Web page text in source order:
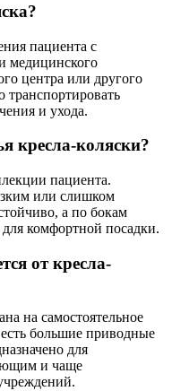
пациента с
медицинского
центра или другого
и ухода.
кресла-коляски?
пациента.
или слишком
а по бокам
комфортной посадки.
от кресла-
на самостоятельное
большие приводные
для
и чаще